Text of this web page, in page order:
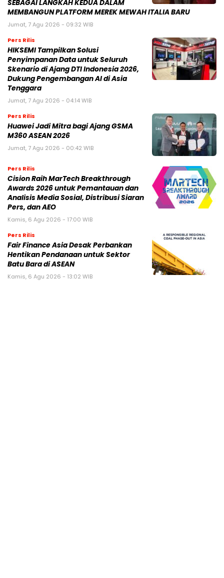
SEBAGAI LANGKAH KEDUA DALAM
MEMBANGUN PLATFORM MEREK MEWAH ITALIA BARU
Jumat, 7 Agu 2026 - 09:32 WIB
Pers Rilis
HIKSEMI Tampilkan Solusi
Penyimpanan Data untuk Seluruh
Skenario di Ajang DTI Indonesia 2026,
Dukung Pengembangan AI di Asia
Tenggara
Jumat, 7 Agu 2026 - 04:14 WIB
Pers Rilis
Huawei Jadi Mitra bagi Ajang GSMA
M360 ASEAN 2026
Jumat, 7 Agu 2026 - 00:42 WIB
Pers Rilis
Cision Raih MarTech Breakthrough
Awards 2026 untuk Pemantauan dan
Analisis Media Sosial, Distribusi Siaran
Pers, dan AEO
Kamis, 6 Agu 2026 - 17:00 WIB
Pers Rilis
Fair Finance Asia Desak Perbankan
Hentikan Pendanaan untuk Sektor
Batu Bara di ASEAN
Kamis, 6 Agu 2026 - 13:02 WIB